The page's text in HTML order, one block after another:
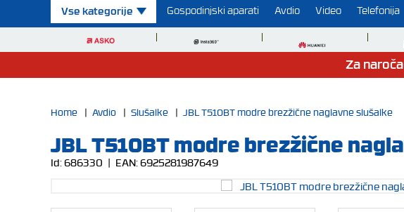
Vse kategorije Gospodinjski aparati Avdio Video Telefonija
Za
Home | Avdio | Slušalke | JBL T510BT modre brezžične naglavne slušalke
JBL T510BT modre brezžične
Id:686330 | EAN:6925281987649